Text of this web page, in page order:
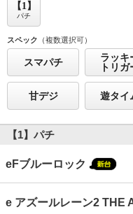
【1】
パチ
スペック （複数選択可）
スマパチ
ラッキ
トリガ
甘デジ 遊タイ
【1】パチ
eFブルーロック
e アズールレーン2 THE